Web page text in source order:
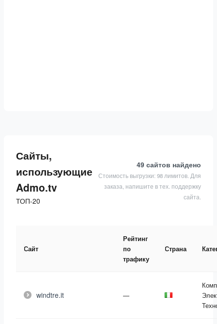
Сайты,
использующие
Admo.tv
ТОП-20
49 сайтов найдено
Стоимость выгрузки: 98 лимитов. Для
заказа, напишите в тех. поддержку
сайта.
Сайт
Рейтинг
по
трафику
Страна
windtre.it —